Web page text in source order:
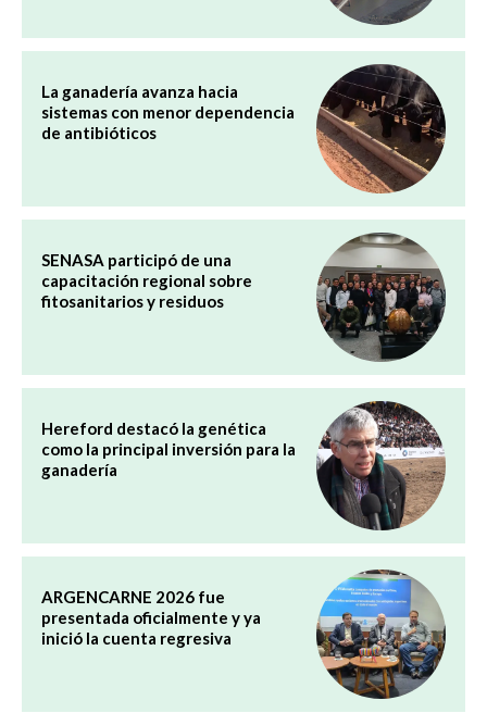
La ganadería avanza hacia
sistemas con menor dependencia
de antibióticos
SENASA participó de una
capacitación regional sobre
fitosanitarios y residuos
Hereford destacó la genética
como la principal inversión para la
ganadería
ARGENCARNE 2026 fue
presentada oficialmente y ya
inició la cuenta regresiva